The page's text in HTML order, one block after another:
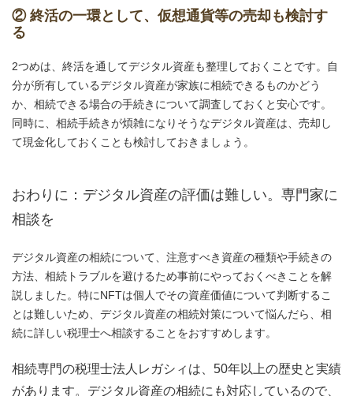
② 終活の一環として、仮想通貨等の売却も検討す
る
2つめは、終活を通してデジタル資産も整理しておくことです。自
分が所有しているデジタル資産が家族に相続できるものかどう
か、相続できる場合の手続きについて調査しておくと安心です。
同時に、相続手続きが煩雑になりそうなデジタル資産は、売却し
て現金化しておくことも検討しておきましょう。
おわりに：デジタル資産の評価は難しい。専門家に
相談を
デジタル資産の相続について、注意すべき資産の種類や手続きの
方法、相続トラブルを避けるため事前にやっておくべきことを解
説しました。特にNFTは個人でその資産価値について判断するこ
とは難しいため、デジタル資産の相続対策について悩んだら、相
続に詳しい税理士へ相談することをおすすめします。
相続専門の税理士法人レガシィは、50年以上の歴史と実績
があります。デジタル資産の相続にも対応しているので、